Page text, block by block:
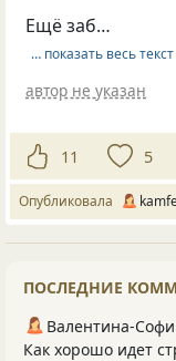
Ещё заб…
… показать весь
автор не указан
11 5
Опубликовала
ПОСЛЕДНИЕ
Валентина-Софи
Как хорошо идет